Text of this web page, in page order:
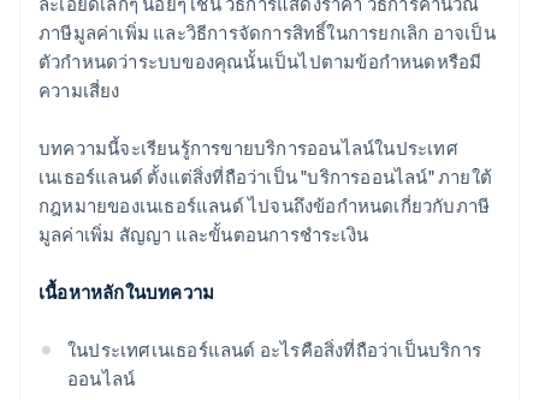
ภาษีมูลค่าเพิ่ม และวิธีการจัดการสิทธิ์ในการยกเลิก อาจเป็น
ตัวกำหนดว่าระบบของคุณนั้นเป็นไปตามข้อกำหนดหรือมี
ความเสี่ยง
บทความนี้จะเรียนรู้การขายบริการออนไลน์ในประเทศ
เนเธอร์แลนด์ ตั้งแต่สิ่งที่ถือว่าเป็น "บริการออนไลน์" ภายใต้
กฎหมายของเนเธอร์แลนด์ ไปจนถึงข้อกำหนดเกี่ยวกับภาษี
มูลค่าเพิ่ม สัญญา และขั้นตอนการชำระเงิน
เนื้อหาหลักในบทความ
ในประเทศเนเธอร์แลนด์ อะไรคือสิ่งที่ถือว่าเป็นบริการ
ออนไลน์